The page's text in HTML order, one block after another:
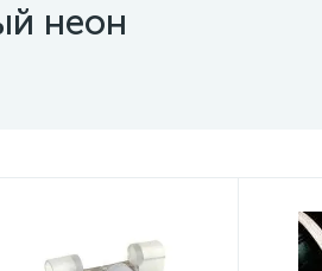
неон